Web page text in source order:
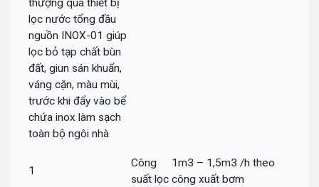
thượng qua thiết bị
lọc nước tổng đầu
nguồn INOX-01 giúp
lọc bỏ tạp chất bùn
đất, giun sán khuẩn,
váng cặn, màu mùi,
trước khi đẩy vào bể
chứa inox làm sạch
toàn bộ ngôi nhà
1
Công
suất lọc
1m3 – 1,5m3 /h theo
công xuất bơm